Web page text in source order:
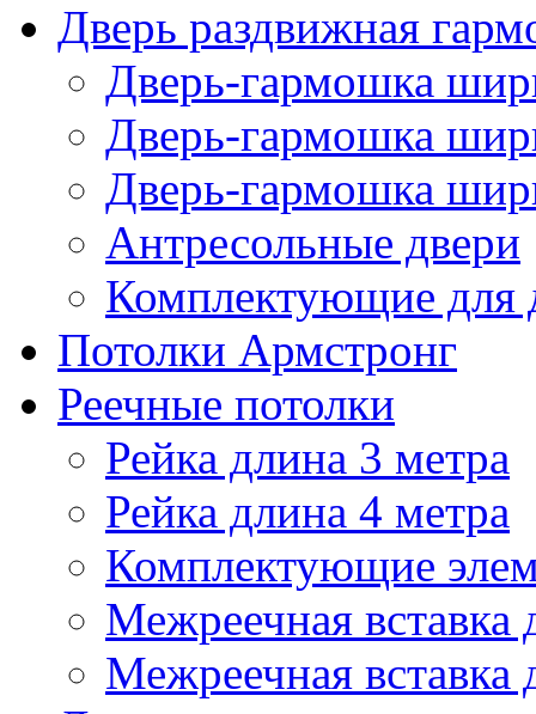
Дверь раздвижная
Дверь-гармошка
Дверь-гармошка
Дверь-гармошка
Антресольные двери
Комплектующие для
Потолки Армстронг
Реечные потолки
Рейка длина 3 метра
Рейка длина 4 метра
Комплектующие
Межреечная вставка
Межреечная вставка